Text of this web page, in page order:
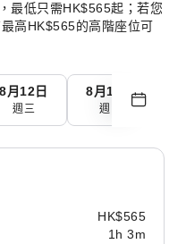
最低只需HK$565起；若您
高HK$565的高階座位可
8月12日
週三
8月13日
週四
HK$565
1h 3m